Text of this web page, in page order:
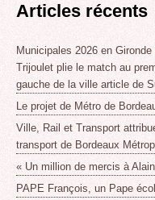
Articles récents
Municipales 2026 en
Trijoulet plie le match au
gauche de la ville article de
Le projet de Métro de
Ville, Rail et Transport
transport de Bordeaux
« Un million de mercis à
PAPE François, un Pape